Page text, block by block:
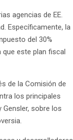
agencias de EE.
Específicamente, la
del 30%
este plan fiscal
de la Comisión de
los principales
Gensler, sobre los